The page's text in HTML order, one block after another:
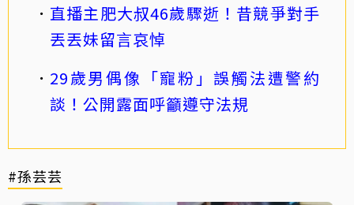
直播主肥大叔46歲驟逝！昔競爭對手
丟丟妹留言哀悼
29歲男偶像「寵粉」誤觸法遭警約
談！公開露面呼籲遵守法規
#孫芸芸